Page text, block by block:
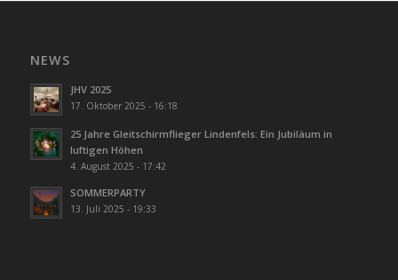
NEWS
JHV 2025
17. Oktober 2025 - 16:18
25 Jahre Gleitschirmflieger Lindenfels: Ein Jubiläum in
luftigen Höhen
4. August 2025 - 17:42
SOMMERPARTY
13. Juli 2025 - 19:33